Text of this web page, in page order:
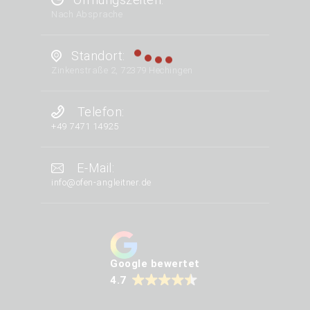
Standort:
Zinkenstraße 2, 72379 Hechingen
Telefon:
+49 7471 14925
E-Mail:
info@ofen-angleitner.de
Google bewertet
4.7